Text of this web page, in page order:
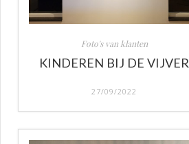
Foto's van klanten
KINDEREN BIJ DE VIJVER
27/09/2022